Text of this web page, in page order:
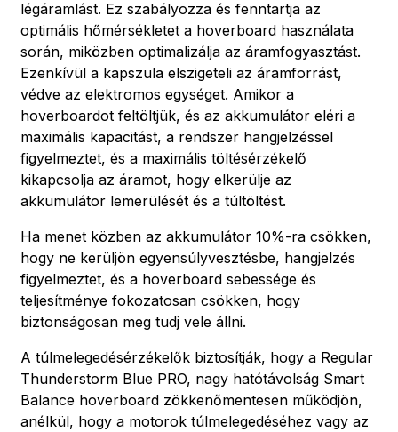
légáramlást. Ez szabályozza és fenntartja az
optimális hőmérsékletet a hoverboard használata
során, miközben optimalizálja az áramfogyasztást.
Ezenkívül a kapszula elszigeteli az áramforrást,
védve az elektromos egységet. Amikor a
hoverboardot feltöltjük, és az akkumulátor eléri a
maximális kapacitást, a rendszer hangjelzéssel
figyelmeztet, és a maximális töltésérzékelő
kikapcsolja az áramot, hogy elkerülje az
akkumulátor lemerülését és a túltöltést.
Ha menet közben az akkumulátor 10%-ra csökken,
hogy ne kerüljön egyensúlyvesztésbe, hangjelzés
figyelmeztet, és a hoverboard sebessége és
teljesítménye fokozatosan csökken, hogy
biztonságosan meg tudj vele állni.
A túlmelegedésérzékelők biztosítják, hogy a Regular
Thunderstorm Blue PRO, nagy hatótávolság Smart
Balance hoverboard zökkenőmentesen működjön,
anélkül, hogy a motorok túlmelegedéséhez vagy az